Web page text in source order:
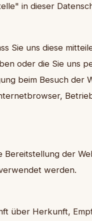
in dieser
Sie uns diese
oder die Sie uns
beim Besuch der
der
werden.
über Herkunft,